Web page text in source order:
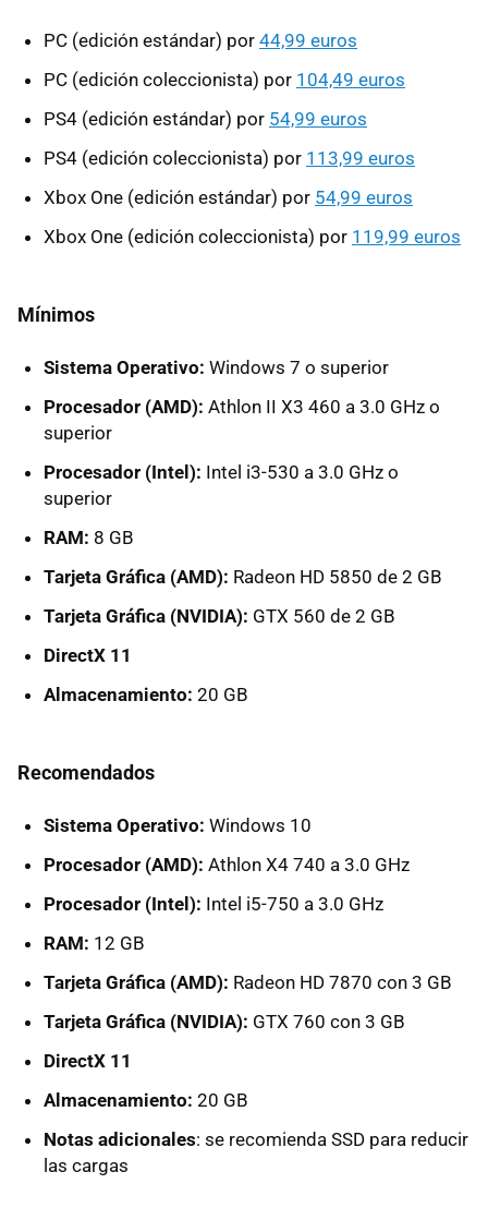
PC (edición estándar) por 44,99 euros
PC (edición coleccionista) por 104,49 euros
PS4 (edición estándar) por 54,99 euros
PS4 (edición coleccionista) por 113,99 euros
Xbox One (edición estándar) por 54,99 euros
Xbox One (edición coleccionista) por 119,99 euros
Mínimos
Sistema Operativo: Windows 7 o superior
Procesador (AMD): Athlon II X3 460 a 3.0 GHz o
superior
Procesador (Intel): Intel i3-530 a 3.0 GHz o
superior
RAM: 8 GB
Tarjeta Gráfica (AMD): Radeon HD 5850 de 2 GB
Tarjeta Gráfica (NVIDIA): GTX 560 de 2 GB
DirectX 11
Almacenamiento: 20 GB
Recomendados
Sistema Operativo: Windows 10
Procesador (AMD): Athlon X4 740 a 3.0 GHz
Procesador (Intel): Intel i5-750 a 3.0 GHz
RAM: 12 GB
Tarjeta Gráfica (AMD): Radeon HD 7870 con 3 GB
Tarjeta Gráfica (NVIDIA): GTX 760 con 3 GB
DirectX 11
Almacenamiento: 20 GB
Notas adicionales: se recomienda SSD para reducir
las cargas